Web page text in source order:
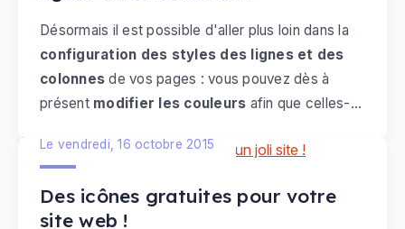
Désormais il est possible d'aller plus loin dans la
configuration des styles des lignes et des
colonnes de vos pages : vous pouvez dès à
présent modifier les couleurs afin que celles-ci
thème personnalisé. Voyons ensemble les
encore plus de liberté dans la configuration du
design de votre site web !
Des icônes gratuites pour votre
site web !
Le vendredi, 16 octobre 2015